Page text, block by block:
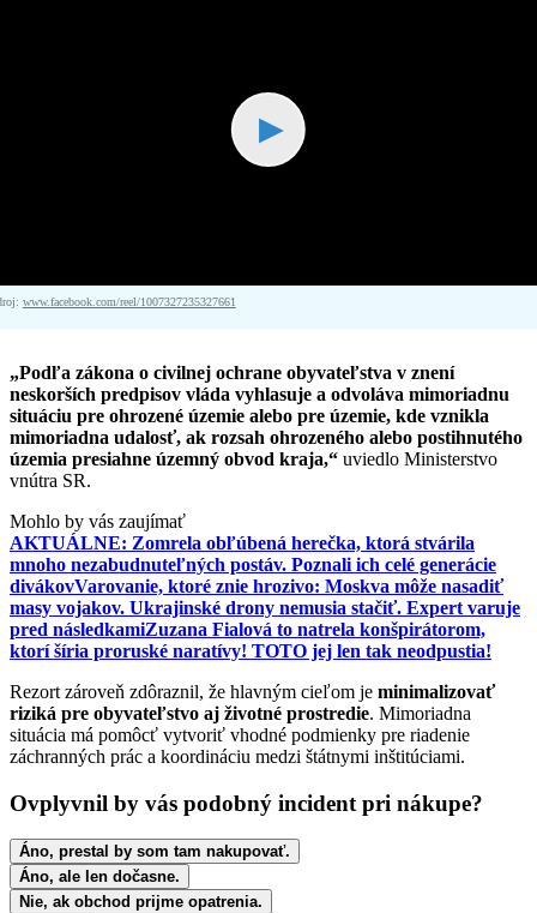
▶
www.facebook.com/reel/1007327235327661
„Podľa zákona o civilnej ochrane obyvateľstva v znení
neskorších predpisov vláda vyhlasuje a odvoláva mimoriadnu
situáciu pre ohrozené územie alebo pre územie, kde vznikla
mimoriadna udalosť, ak rozsah ohrozeného alebo postihnutého
územia presiahne územný obvod kraja,“ uviedlo Ministerstvo
vnútra SR.
Mohlo by vás zaujímať
AKTUÁLNE: Zomrela obľúbená herečka, ktorá stvárila
mnoho nezabudnuteľných postáv. Poznali ich celé generácie
divákovVarovanie, ktoré znie hrozivo: Moskva môže nasadiť
masy vojakov. Ukrajinské drony nemusia stačiť. Expert varuje
pred následkamiZuzana Fialová to natrela konšpirátorom,
ktorí šíria proruské naratívy! TOTO jej len tak neodpustia!
Rezort zároveň zdôraznil, že hlavným cieľom je minimalizovať
riziká pre obyvateľstvo aj životné prostredie. Mimoriadna
situácia má pomôcť vytvoriť vhodné podmienky pre riadenie
záchranných prác a koordináciu medzi štátnymi inštitúciami.
Ovplyvnil by vás podobný incident pri nákupe?
Áno, prestal by som tam nakupovať.
Áno, ale len dočasne.
Nie, ak obchod prijme opatrenia.